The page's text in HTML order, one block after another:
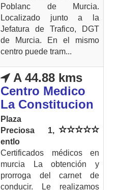
Poblanc de Murcia.
Localizado junto a la
Jefatura de Trafico, DGT
de Murcia. En el mismo
centro puede tram...
A 44.88 kms
Centro Medico
La Constitucion
Plaza
Preciosa 1,
entlo
Certificados médicos en
murcia La obtención y
prorroga del carnet de
conducir. Le realizamos